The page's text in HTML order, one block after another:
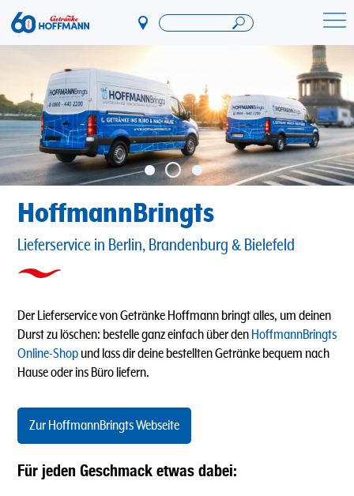
Direkt
zum
Inhalt
Startseite Getränke Hoffmann
HoffmannBringts
Lieferservice in Berlin, Brandenburg & Bielefeld
Der Lieferservice von Getränke Hoffmann bringt alles, um deinen
Durst zu löschen: bestelle ganz einfach über den HoffmannBringts
Online-Shop und lass dir deine bestellten Getränke bequem nach
Hause oder ins Büro liefern.
Zur HoffmannBringts Webseite
Für jeden Geschmack etwas dabei: